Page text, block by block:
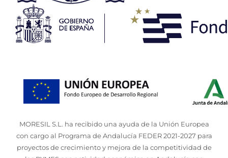
MORESIL S.L. ha recibido una ayuda de la Unión Europea
con cargo al Programa de Andalucía FEDER 2021-2027 para
proyectos de crecimiento y mejora de la competitividad de